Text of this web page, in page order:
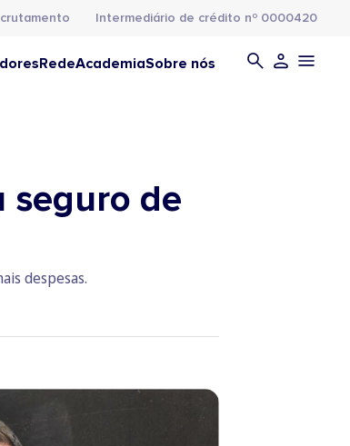
Intermediário de crédito nº 0000420
RedeAcademiaSobre nós
seguro de
despesas.